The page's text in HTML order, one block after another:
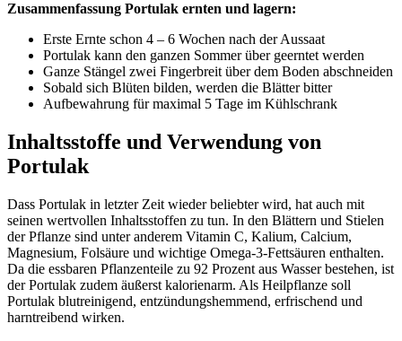
Zusammenfassung Portulak ernten und lagern:
Erste Ernte schon 4 – 6 Wochen nach der Aussaat
Portulak kann den ganzen Sommer über geerntet werden
Ganze Stängel zwei Fingerbreit über dem Boden abschneiden
Sobald sich Blüten bilden, werden die Blätter bitter
Aufbewahrung für maximal 5 Tage im Kühlschrank
Inhaltsstoffe und Verwendung von
Portulak
Dass Portulak in letzter Zeit wieder beliebter wird, hat auch mit
seinen wertvollen Inhaltsstoffen zu tun. In den Blättern und Stielen
der Pflanze sind unter anderem Vitamin C, Kalium, Calcium,
Magnesium, Folsäure und wichtige Omega-3-Fettsäuren enthalten.
Da die essbaren Pflanzenteile zu 92 Prozent aus Wasser bestehen, ist
der Portulak zudem äußerst kalorienarm. Als Heilpflanze soll
Portulak blutreinigend, entzündungshemmend, erfrischend und
harntreibend wirken.